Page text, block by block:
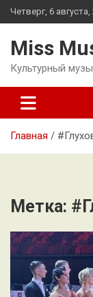
Перейти
к
Четверг, 6 августа,
Miss
Культурный
Главная
Метка: